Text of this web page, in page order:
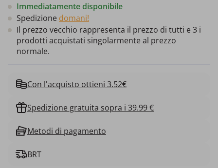
Immediatamente disponibile
Spedizione domani!
Il prezzo vecchio rappresenta il prezzo di tutti e 3 i
prodotti acquistati singolarmente al prezzo
normale.
Con l'acquisto ottieni 3.52€
Spedizione gratuita sopra i 39.99 €
Metodi di pagamento
BRT